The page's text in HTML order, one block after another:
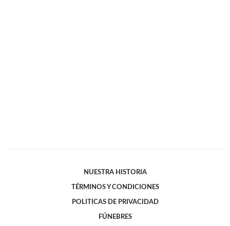
NUESTRA HISTORIA
TÉRMINOS Y CONDICIONES
POLITICAS DE PRIVACIDAD
FÚNEBRES